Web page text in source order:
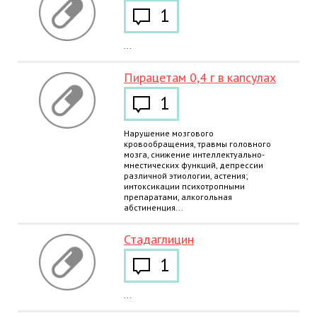
1
...
Пирацетам 0,4 г в капсулах
1
Нарушение мозгового
кровообращения, травмы головного
мозга, снижение интеллектуально-
мнестических функций, депрессии
различной этиологии, астения;
интоксикации психотропными
препаратами, алкогольная
абстиненция...
Стадаглицин
1
...